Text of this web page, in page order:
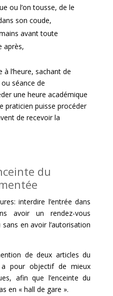
ou l’on tousse, de le
son coude,
avant toute
après,
à l’heure, sachant de
séance de
une heure académique
praticien puisse procéder
de recevoir la
du
interdire l’entrée dans
avoir un rendez-vous
en avoir l’autorisation
de deux articles du
pour objectif de mieux
afin que l’enceinte du
en « hall de gare ».